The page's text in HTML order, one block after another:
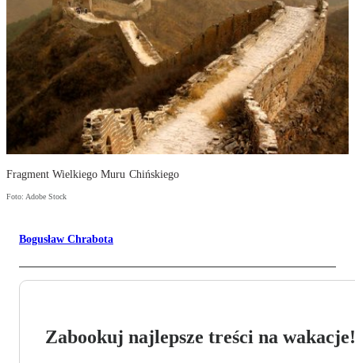
Fragment Wielkiego Muru Chińskiego
Foto: Adobe Stock
Bogusław Chrabota
Zabookuj najlepsze treści na wakacje!